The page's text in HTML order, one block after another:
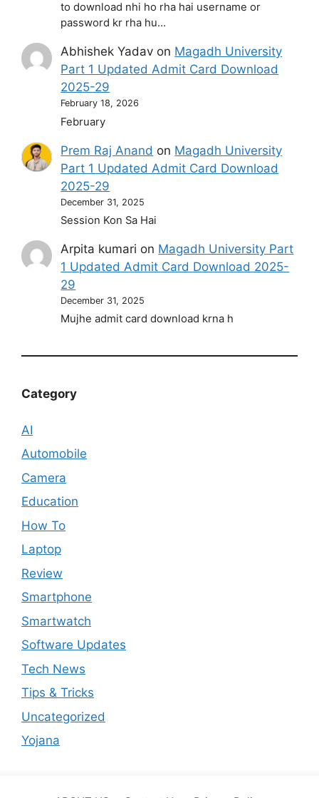
to download nhi ho rha hai username or
password kr rha hu…
Abhishek Yadav on Magadh University
Part 1 Updated Admit Card Download
2025-29
February 18, 2026
February
Prem Raj Anand on Magadh University
Part 1 Updated Admit Card Download
2025-29
December 31, 2025
Session Kon Sa Hai
Arpita kumari on Magadh University Part
1 Updated Admit Card Download 2025-
29
December 31, 2025
Mujhe admit card download krna h
Category
AI
Automobile
Camera
Education
How To
Laptop
Review
Smartphone
Smartwatch
Software Updates
Tech News
Tips & Tricks
Uncategorized
Yojana